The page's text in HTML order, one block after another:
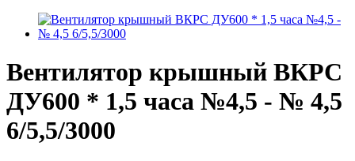
Вентилятор крышный ВКРС
ДУ600 * 1,5 часа №4,5 - № 4,5
6/5,5/3000